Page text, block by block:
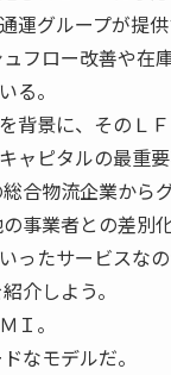
運グループが提
フロー改善や在
る。
背景に、そのＬ
ャピタルの最重要
合物流企業から
事業者との差別
ったサービスなの
介しよう。
Ｉ。
なモデルだ。